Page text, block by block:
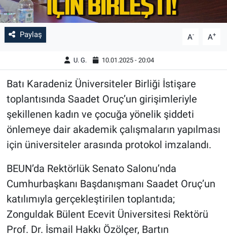
Paylaş A- A+
U. G. 10.01.2025 - 20:04
Batı Karadeniz Üniversiteler Birliği İstişare
toplantısında Saadet Oruç’un girişimleriyle
şekillenen kadın ve çocuğa yönelik şiddeti
önlemeye dair akademik çalışmaların yapılması
için üniversiteler arasında protokol imzalandı.
BEUN’da Rektörlük Senato Salonu’nda
Cumhurbaşkanı Başdanışmanı Saadet Oruç’un
katılımıyla gerçekleştirilen toplantıda;
Zonguldak Bülent Ecevit Üniversitesi Rektörü
Prof. Dr. İsmail Hakkı Özölçer, Bartın